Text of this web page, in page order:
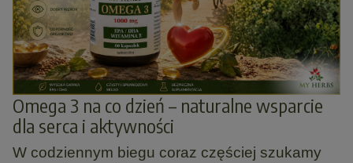
Omega 3 na co dzień – naturalne wsparcie
dla serca i aktywności
W codziennym biegu coraz częściej szukamy